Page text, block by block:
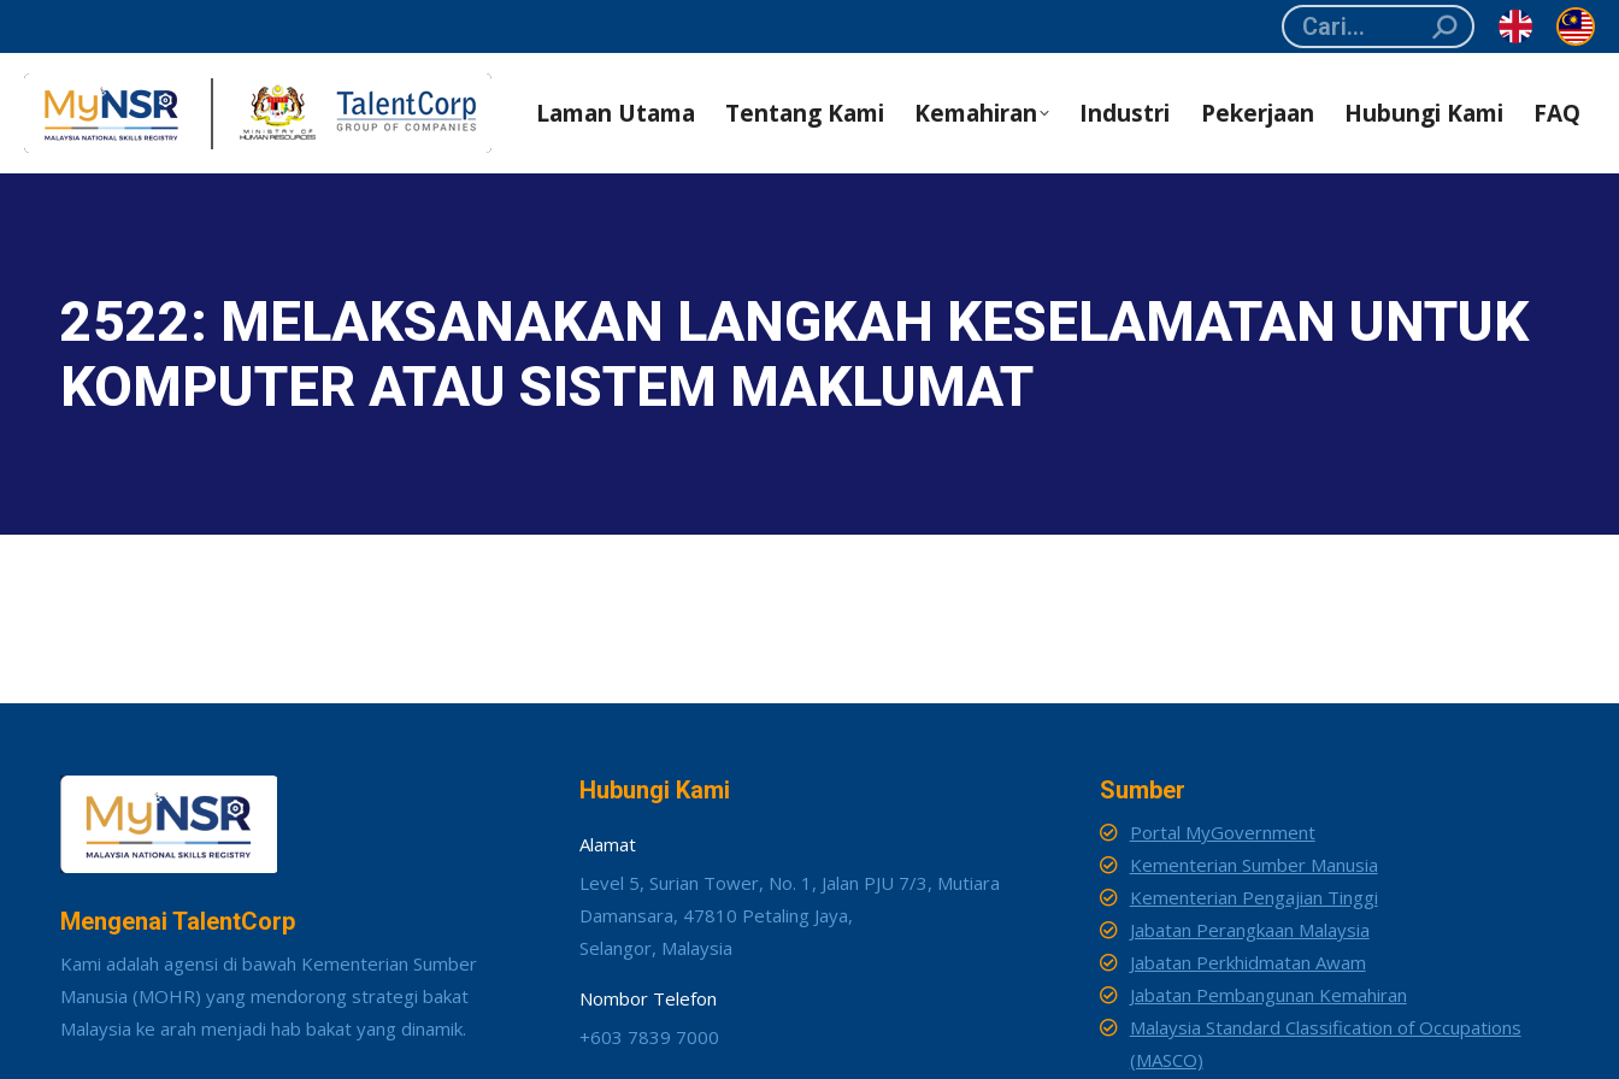
Search:
Laman Utama Tentang Kami Kemahiran Industri Pekerjaan Hubungi Kami FAQ
2522: MELAKSANAKAN LANGKAH KESELAMATAN UNTUK
KOMPUTER ATAU SISTEM MAKLUMAT
Mengenai TalentCorp
Kami adalah agensi di bawah Kementerian Sumber
Manusia (MOHR) yang mendorong strategi bakat
Malaysia ke arah menjadi hab bakat yang dinamik.
Hubungi Kami
Alamat
Level 5, Surian Tower, No. 1, Jalan PJU 7/3, Mutiara
Damansara, 47810 Petaling Jaya,
Selangor, Malaysia
Nombor Telefon
+603 7839 7000
Sumber
Portal MyGovernment
Kementerian Sumber Manusia
Kementerian Pengajian Tinggi
Jabatan Perangkaan Malaysia
Jabatan Perkhidmatan Awam
Jabatan Pembangunan Kemahiran
Malaysia Standard Classification of Occupations
(MASCO)